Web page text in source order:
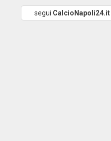
segui CalcioNapoli24.it